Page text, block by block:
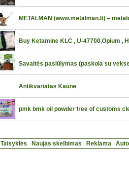
METALMAN (www.metalman.lt) –
Buy Ketamine KLC , U-47700,Opium ,
Savaitės pasiūlymas (paskola su
Antikvariatas Kaune
pmk bmk oil powder free of customs
Taisyklės Naujas skelbimas Reklama